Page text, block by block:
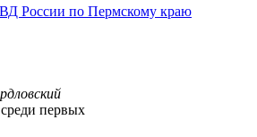
России по Пермскому краю
первых